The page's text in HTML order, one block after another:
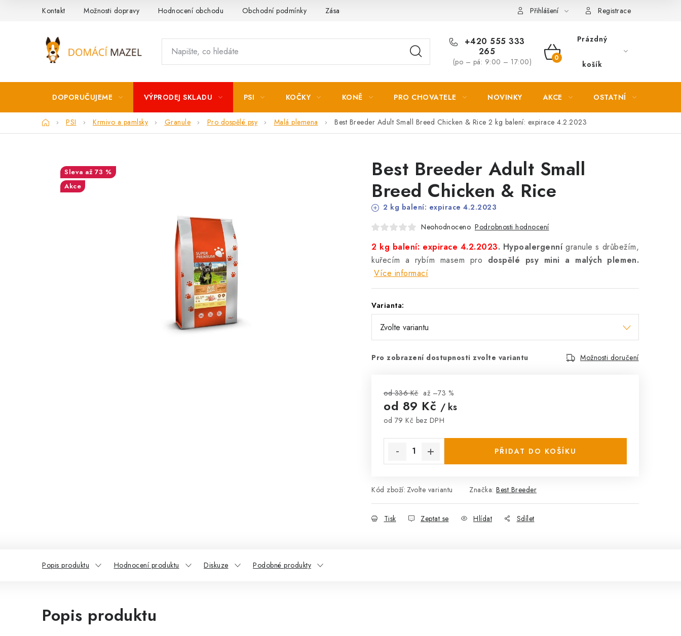
Kontakt Možnosti dopravy Hodnocení obchodu Obchodní podmínky Zásady zpracování osobních údajů Přihlášení Registrace
+420 555 333
265
(po – pá: 9:00 – 17:00)
NÁKUPNÍ
Prázdný
košík
DOPORUČUJEME VÝPRODEJ SKLADU PSI KOČKY KONĚ PRO CHOVATELE NOVINKY AKCE OSTATNÍ
DomůPSI Krmivo a pamlsky Granule Pro dospělé psy Malá plemena Best Breeder Adult Small Breed Chicken & Rice 2 kg balení: expirace 4.2.2023
Best Breeder Adult Small
Breed Chicken & Rice
2 kg balení: expirace 4.2.2023
Neohodnoceno Podrobnosti hodnocení
2 kg balení: expirace 4.2.2023. Hypoalergennígranule s drůbežím,
kuřecím a rybím masem pro dospělé psy mini a malých plemen.
Více informací
Varianta:
Pro zobrazení dostupnosti zvolte variantu Možnosti doručení
od 336 Kč až –73 %
od 89 Kč / ks
od 79 Kč bez DPH
PŘIDAT DO KOŠÍKU
Kód zboží: Zvolte variantu Značka: Best Breeder
Tisk Zeptat se Hlídat Sdílet
až 73 %
Akce
Popis produktu Hodnocení produktu Diskuze Podobné produkty
Popis produktu